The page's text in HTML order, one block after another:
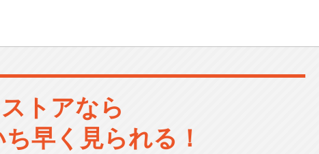
トアなら
早く見られる！